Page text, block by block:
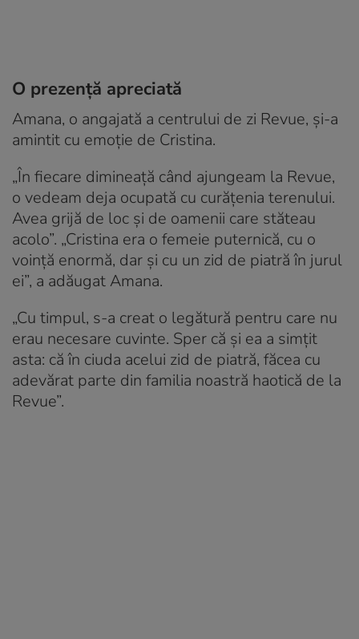
O prezență apreciată
Amana, o angajată a centrului de zi Revue, și-a
amintit cu emoție de Cristina.
„În fiecare dimineață când ajungeam la Revue,
o vedeam deja ocupată cu curățenia terenului.
Avea grijă de loc și de oamenii care stăteau
acolo”. „Cristina era o femeie puternică, cu o
voință enormă, dar și cu un zid de piatră în jurul
ei”, a adăugat Amana.
„Cu timpul, s-a creat o legătură pentru care nu
erau necesare cuvinte. Sper că și ea a simțit
asta: că în ciuda acelui zid de piatră, făcea cu
adevărat parte din familia noastră haotică de la
Revue”.